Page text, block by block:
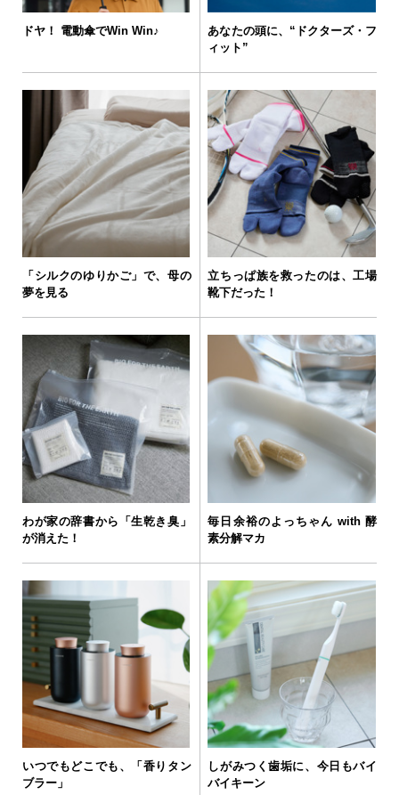
ドヤ！ 電動傘でWin Win♪
あなたの頭に、“ドクターズ・フ
ィット”
「シルクのゆりかご」で、母の
夢を見る
立ちっぱ族を救ったのは、工場
靴下だった！
わが家の辞書から「生乾き臭」
が消えた！
毎日余裕のよっちゃん with 酵
素分解マカ
いつでもどこでも、「香りタン
ブラー」
しがみつく歯垢に、今日もバイ
バイキーン